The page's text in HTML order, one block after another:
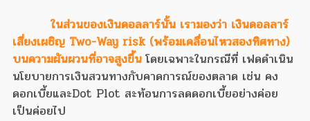
ในส่วนของเงินดอลลาร์นั้น เรามองว่า เงินดอลลาร์
เสี่ยงเผชิญ Two-Way risk (พร้อมเคลื่อนไหวสองทิศทาง)
บนความผันผวนที่อาจสูงขึ้นโดยเฉพาะในกรณีที่ เฟดดำเนิน
นโยบายการเงินสวนทางกับคาดการณ์ของตลาด เช่น คง
ดอกเบี้ยและDot Plot สะท้อนการลดดอกเบี้ยอย่างค่อย
เป็นค่อยไป